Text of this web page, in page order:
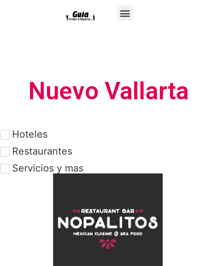
Nuevo Vallarta
Hoteles
Restaurantes
Servicios y mas